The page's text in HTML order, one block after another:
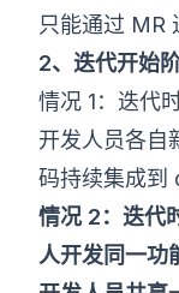
只能通过 MR
2、迭代开始
情况 1：迭代
开发人员各自
码持续集成到
情况 2：迭代
人开发同一功